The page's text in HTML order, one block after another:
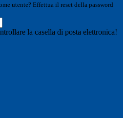
utente? Effettua il reset della password
la casella di posta elettronica!